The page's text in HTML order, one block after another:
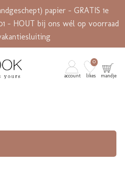
papier - GRATIS 1e
- HOUT bij ons wél op voorraad
account likes
0
mandje